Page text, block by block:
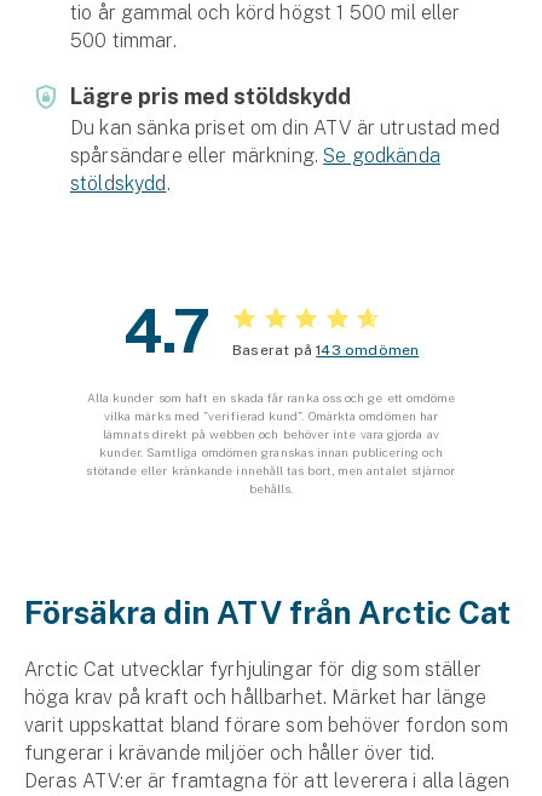
Djurförsäkring
Hem & hus
Hemförsäkring
Villaförsäkring
Fritidshusförsäkring
Företagsförsäkring
Drönarförsäkring
Gruppförsäkringar
Kommunolycksfall
tio år gammal och körd högst 1 500 mil eller
500 timmar.
Lägre pris med stöldskydd
Du kan sänka priset om din ATV är utrustad med
spårsändare eller märkning.Se godkända
stöldskydd .
4.7 Baserat på143 omdömen
Alla kunder som haft en skada får ranka oss och ge ett omdöme
vilka märks med ”verifierad kund”. Omärkta omdömen har
lämnats direkt på webben och behöver inte vara gjorda av
kunder. Samtliga omdömen granskas innan publicering och
stötande eller kränkande innehåll tas bort, men antalet stjärnor
behålls.
Försäkra din ATV från Arctic Cat
Arctic Cat utvecklar fyrhjulingar för dig som ställer
höga krav på kraft och hållbarhet. Märket har länge
varit uppskattat bland förare som behöver fordon som
fungerar i krävande miljöer och håller över tid.
Deras ATV:er är framtagna för att leverera i alla lägen